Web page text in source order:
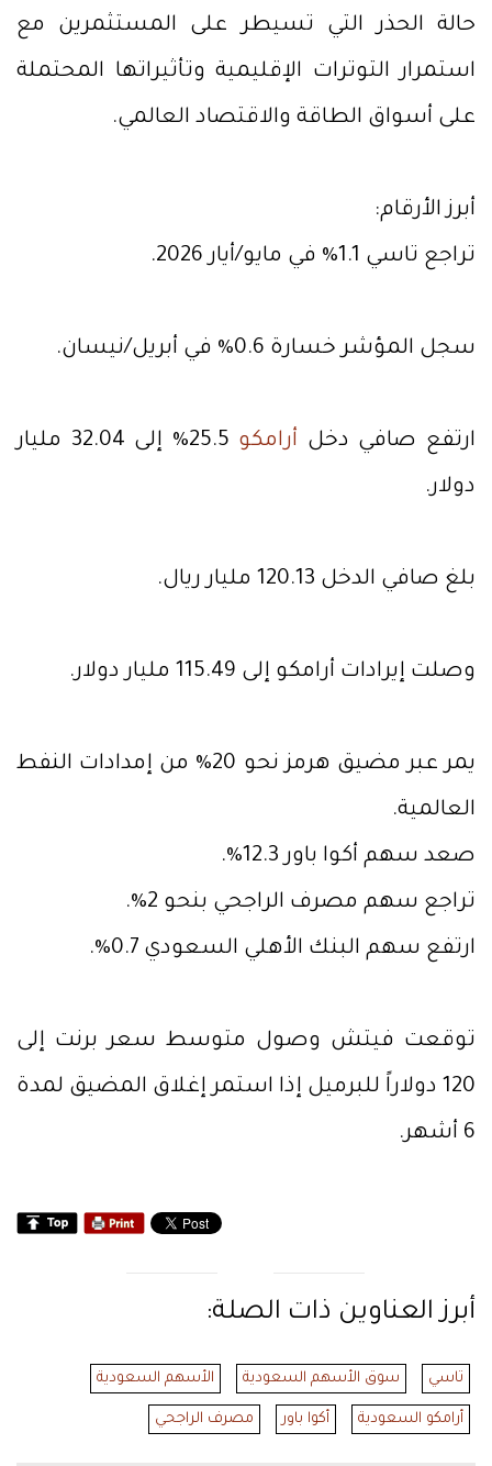
حالة الحذر التي تسيطر على المستثمرين مع
استمرار التوترات الإقليمية وتأثيراتها المحتملة
على أسواق الطاقة والاقتصاد العالمي.
أبرز الأرقام:
تراجع تاسي 1.1% في مايو/أيار 2026.
سجل المؤشر خسارة 0.6% في أبريل/نيسان.
ارتفع صافي دخل أرامكو
25.5% إلى 32.04 مليار
دولار.
بلغ صافي الدخل 120.13 مليار ريال.
وصلت إيرادات أرامكو إلى 115.49 مليار دولار.
يمر عبر مضيق هرمز نحو 20% من إمدادات النفط
العالمية.
صعد سهم أكوا باور 12.3%.
تراجع سهم مصرف الراجحي بنحو 2%.
ارتفع سهم البنك الأهلي السعودي 0.7%.
توقعت فيتش وصول متوسط سعر برنت إلى
120 دولاراً للبرميل إذا استمر إغلاق المضيق لمدة
6 أشهر.
أبرز العناوين ذات الصلة:
تاسي سوق الأسهم السعودية الأسهم السعودية
أرامكو السعودية أكوا باور مصرف الراجحي